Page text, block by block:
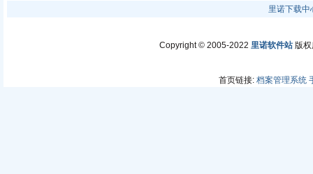
里诺下载中
Copyright © 2005-2022 里诺软件站版权
首页链接: 档案管理系统